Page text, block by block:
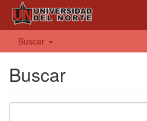
Buscar
Buscar